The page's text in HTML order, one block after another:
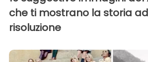
che ti mostrano la storia
risoluzione